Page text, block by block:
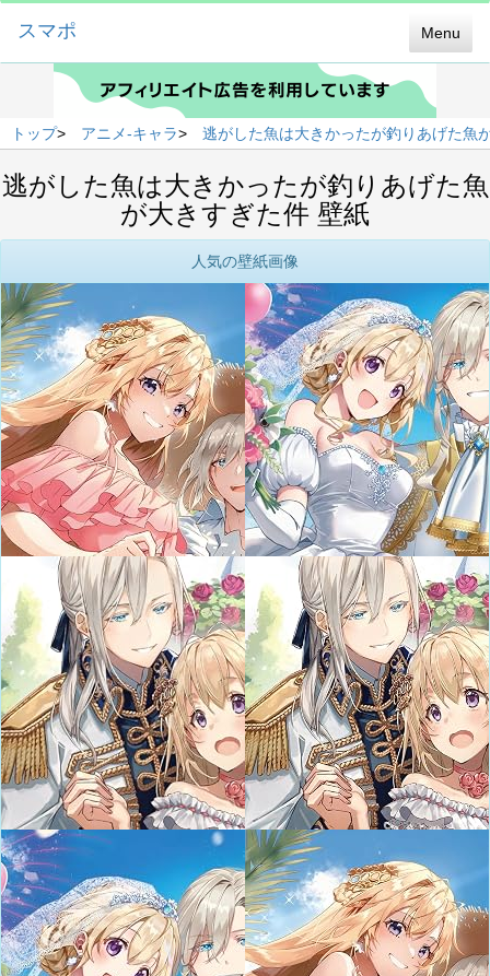
Menu
スマポ
トップ> アニメ-キャラ> 逃がした魚は大きかったが釣りあげた魚
逃がした魚は大きかったが釣りあげた魚
が大きすぎた件 壁紙
人気の壁紙画像